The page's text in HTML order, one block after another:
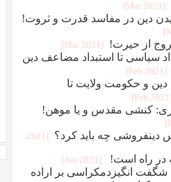
[2021 Mar]
دین در مفاسد قدرت و ثروت!
از حیرت! [2021 Mar]
سیاسی تا استبداد مضاعف دین
[2021 Feb]
و حکومت ولایت تا
[2021 Feb]
کنشی مقدس و یا موهن!
دینفروشی چه باید کرد؟
[2021
در راه است! [2021 Jan]
شگفت انگیزدمکراسی بر اراده